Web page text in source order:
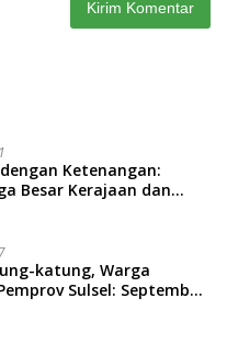
Ketenangan:
Besar Kerajaan dan
katung, Warga
Sulsel: September